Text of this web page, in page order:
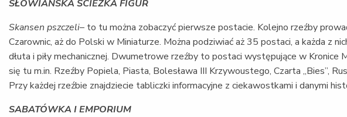
SŁOWIAŃSKA ŚCIEŻKA FIGUR
Skansen pszczeli– to tu można zobaczyć pierwsze postacie. Kolejno rzeźby
Czarownic, aż do Polski w Miniaturze. Można podziwiać aż 35 postaci, a każda z
dłuta i piły mechanicznej. Dwumetrowe rzeźby to postaci występujące w Kronice
się tu m.in. Rzeźby Popiela, Piasta, Bolesława III Krzywoustego, Czarta „Bies”,
Przy każdej rzeźbie znajdziecie tabliczki informacyjne z ciekawostkami i danymi
SABATÓWKA I EMPORIUM